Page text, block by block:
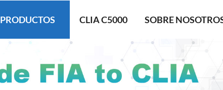
PRODUCTOS CLIA C5000 SOBRE